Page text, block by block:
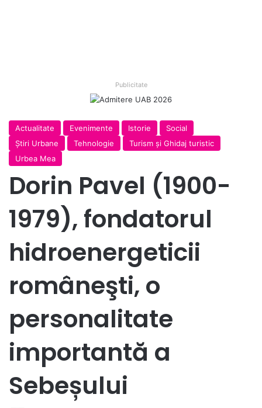
Publicitate
Actualitate Evenimente Istorie
Social
Ştiri Urbane
Tehnologie
Turism și Ghidaj turistic
Urbea Mea
Dorin Pavel (1900-
1979), fondatorul
hidroenergeticii
româneşti, o
personalitate
importantă a
Sebeșului